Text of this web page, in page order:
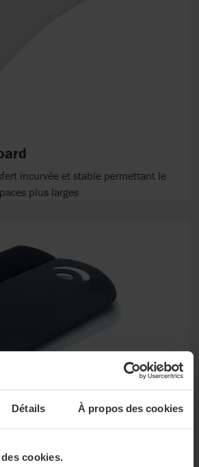
Détails À propos des cookies
cookies.
incurvée et stable permettant le
plus larges